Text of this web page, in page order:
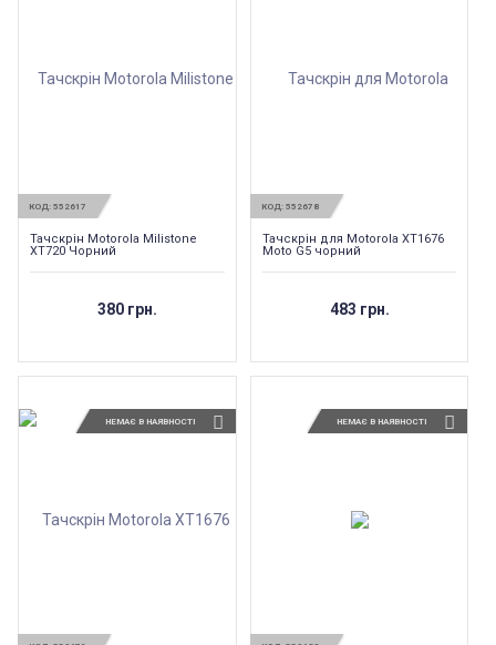
КОД: 552617
Тачскрін Motorola Milistone
XT720 Чорний
380 грн.
КОД: 552678
Тачскрін для Motorola XT1676
Moto G5 чорний
483 грн.
НЕМАЄ В НАЯВНОСТІ НЕМАЄ В НАЯВНОСТІ